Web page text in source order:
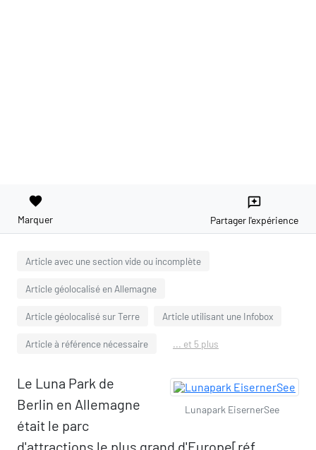
favorite
Marquer
reviews
Partager l'expérience
Article avec une section vide ou incomplète
Article géolocalisé en Allemagne
Article géolocalisé sur Terre Article utilisant une Infobox
Article à référence nécessaire ... et 5 plus
Lunapark EisernerSee
Le Luna Park de
Berlin en Allemagne
était le parc
d'attractions le plus grand d'Europe[réf.